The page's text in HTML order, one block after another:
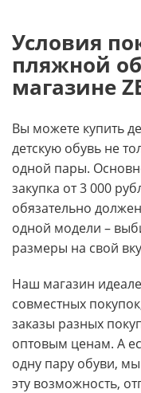
Условия
пляжной
магазине
Вы можете купить
детскую обувь не
одной пары.
закупка от 3 000
обязательно
одной модели –
размеры на свой
Наш магазин
совместных
заказы разных
оптовым ценам. А
одну пару обуви,
эту возможность,